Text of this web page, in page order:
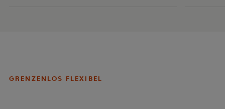
GRENZENLOS FLEXIBEL